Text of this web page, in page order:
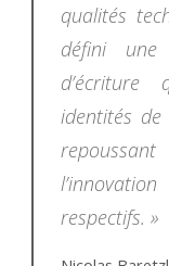
qualités
défini une
d’écriture
identités
respectifs. »